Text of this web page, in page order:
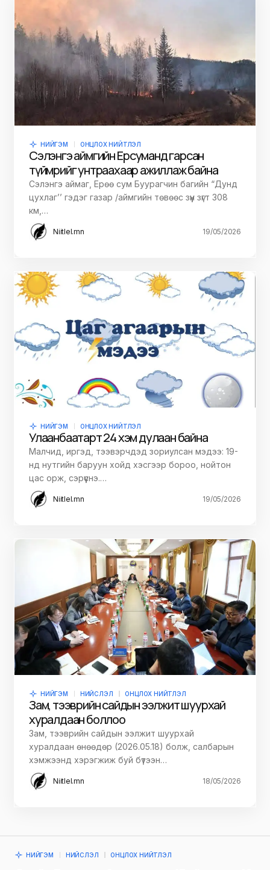
НИЙГЭМ ОНЦЛОХ НИЙТЛЭЛ
Сэлэнгэ аймгийн Ерөө суманд гарсан
түймрийг унтраахаар ажиллаж байна
Сэлэнгэ аймаг, Ерөө сум Буурагчин багийн “Дунд
цухлаг’’ гэдэг газар /аймгийн төвөөс зүүн зүгт 308
км,…
Niitlel.mn 19/05/2026
НИЙГЭМ ОНЦЛОХ НИЙТЛЭЛ
Улаанбаатарт 24 хэм дулаан байна
Малчид, иргэд, тээвэрчдэд зориулсан мэдээ: 19-
нд нутгийн баруун хойд хэсгээр бороо, нойтон
цас орж, сэрүүснэ.…
Niitlel.mn 19/05/2026
НИЙГЭМ НИЙСЛЭЛ ОНЦЛОХ НИЙТЛЭЛ
Зам, тээврийн сайдын ээлжит шуурхай
хуралдаан боллоо
Зам, тээврийн сайдын ээлжит шуурхай
хуралдаан өнөөдөр (2026.05.18) болж, салбарын
хэмжээнд хэрэгжиж буй бүтээн…
Niitlel.mn 18/05/2026
НИЙГЭМ НИЙСЛЭЛ ОНЦЛОХ НИЙТЛЭЛ